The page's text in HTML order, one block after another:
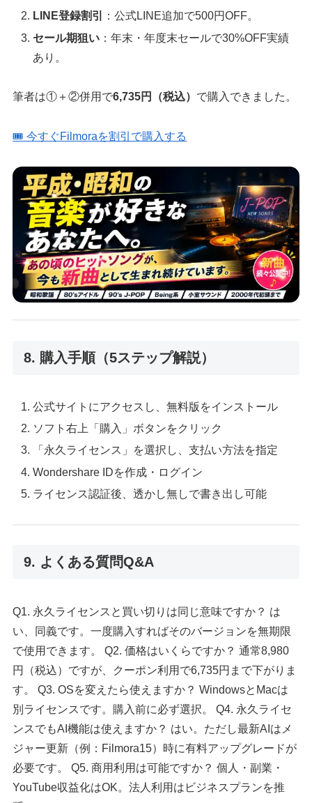
LINE登録割引
：公式LINE追加で500円OFF。
セール期狙い ：年末・年度末セールで30%OFF実績
あり。
筆者は①＋②併用で6,735円（税込） で購入できました。
🎟️ 今すぐFilmoraを割引で購入する
8. 購入手順（5ステップ解説）
公式サイトにアクセスし、無料版をインストール
ソフト右上「購入」ボタンをクリック
「永久ライセンス」を選択し、支払い方法を指定
Wondershare IDを作成・ログイン
ライセンス認証後、透かし無しで書き出し可能
9. よくある質問Q&A
Q1. 永久ライセンスと買い切りは同じ意味ですか？ は
い、同義です。一度購入すればそのバージョンを無期限
で使用できます。 Q2. 価格はいくらですか？ 通常8,980
円（税込）ですが、クーポン利用で6,735円まで下がりま
す。 Q3. OSを変えたら使えますか？ WindowsとMacは
別ライセンスです。購入前に必ず選択。 Q4. 永久ライセ
ンスでもAI機能は使えますか？ はい。ただし最新AIはメ
ジャー更新（例：Filmora15）時に有料アップグレードが
必要です。 Q5. 商用利用は可能ですか？ 個人・副業・
YouTube収益化はOK。法人利用はビジネスプランを推